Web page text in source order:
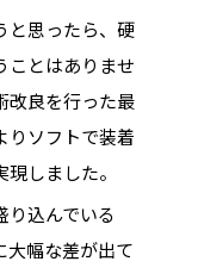
と思ったら、硬
ことはありませ
改良を行った最
りソフトで装着
しました。
り込んでいる
大幅な差が出て